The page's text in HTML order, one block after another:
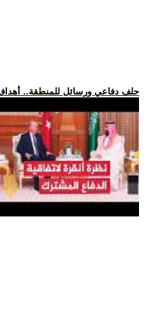
.. حلف دفاعي ورسائل للمنطقة.. أهداف